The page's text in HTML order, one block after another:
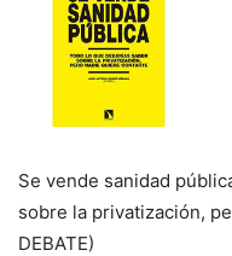
Se vende sanidad
sobre la privatización,
DEBATE)